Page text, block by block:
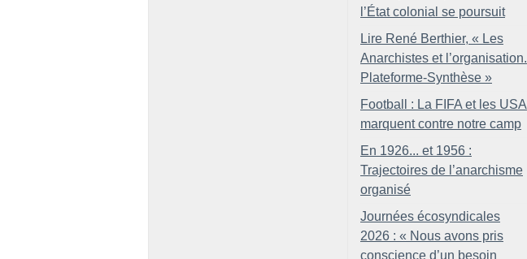
l’État colonial se poursuit
Lire René Berthier, « Les
Anarchistes et l’organisation.
Plateforme-Synthèse »
Football : La FIFA et les USA
marquent contre notre camp
En 1926... et 1956 :
Trajectoires de l’anarchisme
organisé
Journées écosyndicales
2026 : « Nous avons pris
conscience d’un besoin